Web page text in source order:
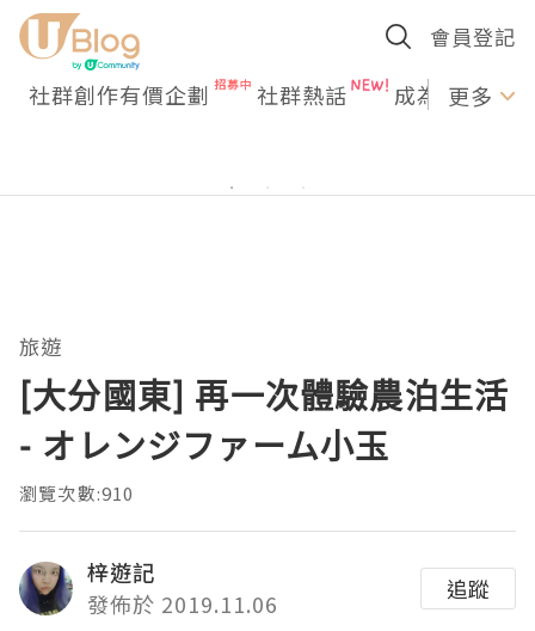
會員登記
社群創作有價企劃 社群熱話 成為U更多
旅遊
[大分國東] 再一次體驗農泊生活
- オレンジファーム小玉
瀏覽次數:910
梓遊記
發佈於 2019.11.06
追蹤